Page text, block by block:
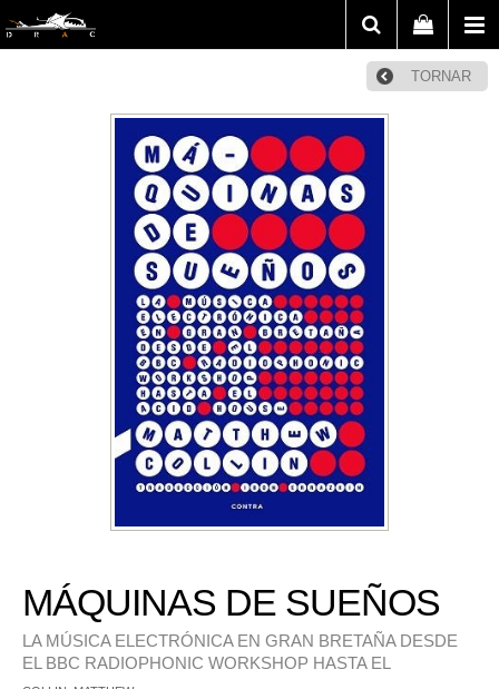
TORNAR
MÁQUINAS DE SUEÑOS
LA MÚSICA ELECTRÓNICA EN GRAN BRETAÑA DESDE
EL BBC RADIOPHONIC WORKSHOP HASTA EL